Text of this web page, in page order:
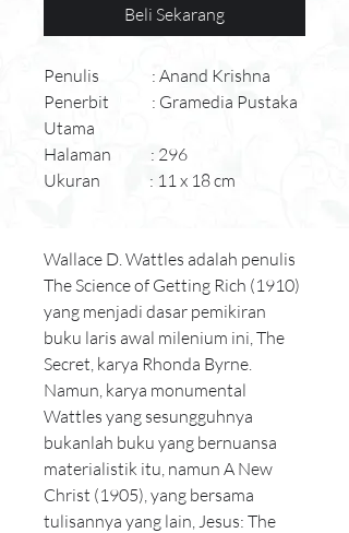
Beli Sekarang
Penulis                : Anand Krishna
Penerbit             : Gramedia Pustaka
Utama
Halaman            : 296
Ukuran               : 11 x 18 cm
Wallace D. Wattles adalah penulis
The Science of Getting Rich (1910)
yang menjadi dasar pemikiran
buku laris awal milenium ini, The
Secret, karya Rhonda Byrne.
Namun, karya monumental
Wattles yang sesungguhnya
bukanlah buku yang bernuansa
materialistik itu, namun A New
Christ (1905), yang bersama
tulisannya yang lain, Jesus: The